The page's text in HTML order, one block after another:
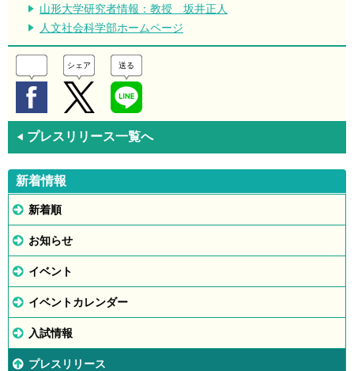
山形大学研究者情報：教授 坂井正人
人文社会科学部ホームページ
シェア 送る
◀ プレスリリース一覧へ
新着情報
新着順
お知らせ
イベント
イベントカレンダー
入試情報
プレスリリース